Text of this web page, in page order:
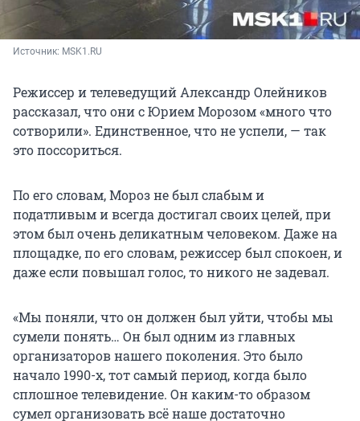
Источник: MSK1.RU
Режиссер и телеведущий Александр Олейников
рассказал, что они с Юрием Морозом «много что
сотворили». Единственное, что не успели, — так
это поссориться.
По его словам, Мороз не был слабым и
податливым и всегда достигал своих целей, при
этом был очень деликатным человеком. Даже на
площадке, по его словам, режиссер был спокоен, и
даже если повышал голос, то никого не задевал.
«Мы поняли, что он должен был уйти, чтобы мы
сумели понять… Он был одним из главных
организаторов нашего поколения. Это было
начало 1990-х, тот самый период, когда было
сплошное телевидение. Он каким-то образом
сумел организовать всё наше достаточно